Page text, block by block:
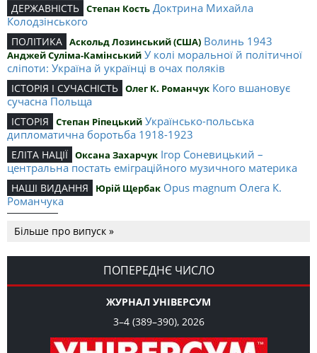
ДЕРЖАВНІСТЬ Степан Кость Доктрина Михайла
Колодзінського
ПОЛІТИКА Аскольд Лозинський (США) Волинь 1943
Анджей Суліма-Камінський У колі моральної й політичної
сліпоти: Україна й українці в очах поляків
ІСТОРІЯ І СУЧАСНІСТЬ Олег К. Романчук Кого вшановує
сучасна Польща
ІСТОРІЯ Степан Ріпецький Українсько-польська
дипломатична боротьба 1918-1923
ЕЛІТА НАЦІЇ Оксана Захарчук Ігор Соневицький –
центральна постать еміграційного музичного материка
НАШІ ВИДАННЯ Юрій Щербак Opus magnum Олега К.
Романчука
Романчука
СЛОВО РЕДАКЦІЙНЕ Олег К. Романчук Журавель і синиця
як уособлення української політстратегії й тактики
Більше про випуск »
ПОПЕРЕДНЄ ЧИСЛО
ЖУРНАЛ УНІВЕРСУМ
3–4 (389–390), 2026